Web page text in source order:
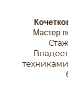
Мастер